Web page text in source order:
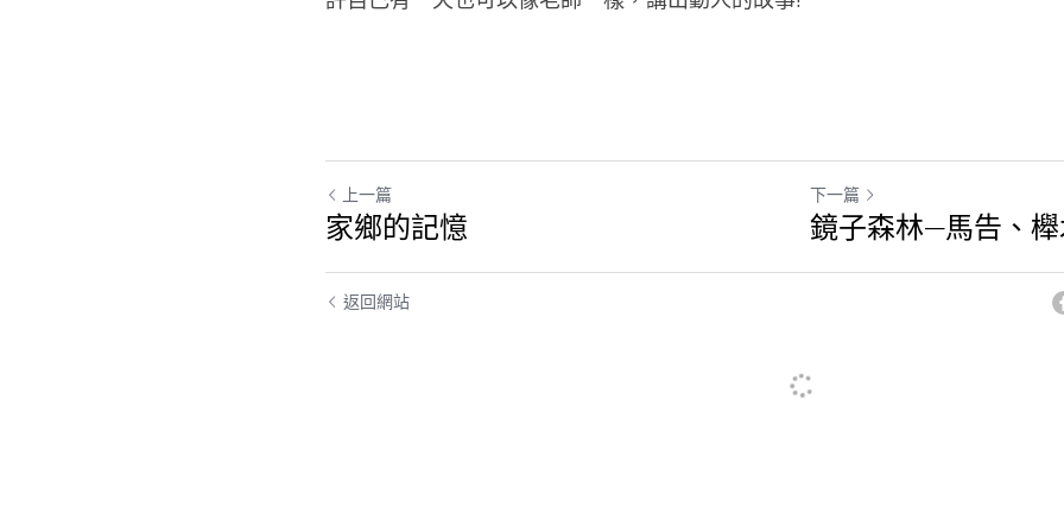
上一篇
家鄉的記憶
下一篇
鏡子森林—馬告、
返回網站